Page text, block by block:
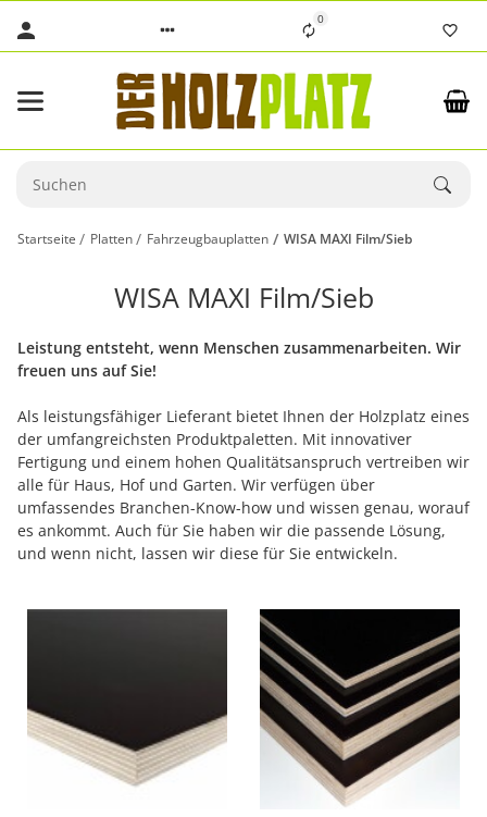
0
Startseite Platten Fahrzeugbauplatten WISA MAXI Film/Sieb
WISA MAXI Film/Sieb
Leistung entsteht, wenn Menschen zusammenarbeiten. Wir
freuen uns auf Sie!
Als leistungsfähiger Lieferant bietet Ihnen der Holzplatz eines
der umfangreichsten Produktpaletten. Mit innovativer
Fertigung und einem hohen Qualitätsanspruch vertreiben wir
alle für Haus, Hof und Garten. Wir verfügen über
umfassendes Branchen-Know-how und wissen genau, worauf
es ankommt. Auch für Sie haben wir die passende Lösung,
und wenn nicht, lassen wir diese für Sie entwickeln.